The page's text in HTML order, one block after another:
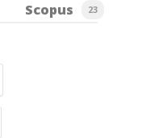
Scopus 23